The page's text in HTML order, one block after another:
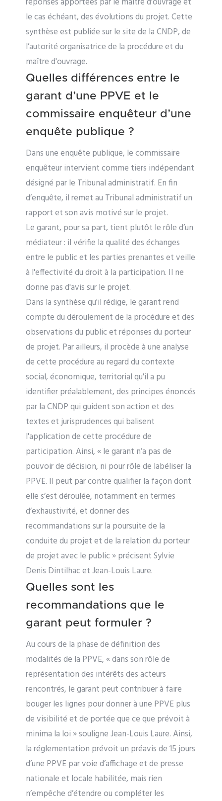
le cas échéant, des évolutions du projet. Cette
synthèse est publiée sur le site de la CNDP, de
l’autorité organisatrice de la procédure et du
maître d'ouvrage.
Quelles différences entre le
garant d’une PPVE et le
commissaire enquêteur d’une
enquête publique ?
Dans une enquête publique, le commissaire
enquêteur intervient comme tiers indépendant
désigné par le Tribunal administratif. En fin
d’enquête, il remet au Tribunal administratif un
rapport et son avis motivé sur le projet.
Le garant, pour sa part, tient plutôt le rôle d’un
médiateur : il vérifie la qualité des échanges
entre le public et les parties prenantes et veille
à l'effectivité du droit à la participation. Il ne
donne pas d'avis sur le projet.
Dans la synthèse qu'il rédige, le garant rend
compte du déroulement de la procédure et des
observations du public et réponses du porteur
de projet. Par ailleurs, il procède à une analyse
de cette procédure au regard du contexte
social, économique, territorial qu'il a pu
identifier préalablement, des principes énoncés
par la CNDP qui guident son action et des
textes et jurisprudences qui balisent
l'application de cette procédure de
participation. Ainsi, « le garant n’a pas de
pouvoir de décision, ni pour rôle de labéliser la
PPVE. Il peut par contre qualifier la façon dont
elle s’est déroulée, notamment en termes
d’exhaustivité, et donner des
recommandations sur la poursuite de la
conduite du projet et de la relation du porteur
de projet avec le public » précisent Sylvie
Denis Dintilhac et Jean-Louis Laure.
Quelles sont les
recommandations que le
garant peut formuler ?
Au cours de la phase de définition des
modalités de la PPVE, « dans son rôle de
représentation des intérêts des acteurs
rencontrés, le garant peut contribuer à faire
bouger les lignes pour donner à une PPVE plus
de visibilité et de portée que ce que prévoit à
minima la loi » souligne Jean-Louis Laure. Ainsi,
la réglementation prévoit un préavis de 15 jours
d’une PPVE par voie d’affichage et de presse
nationale et locale habilitée, mais rien
n’empêche d’étendre ou compléter les